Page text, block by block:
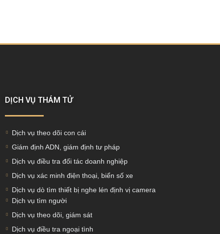
DỊCH VỤ THÁM TỬ
Dịch vụ theo dõi con cái
Giám định ADN, giám định tư pháp
Dịch vụ điều tra đối tác doanh nghiệp
Dịch vụ xác minh điện thoại, biển số xe
Dịch vụ dò tìm thiết bị nghe lén định vị camera
Dịch vụ tìm người
Dịch vụ theo dõi, giám sát
Dịch vụ điều tra ngoại tình